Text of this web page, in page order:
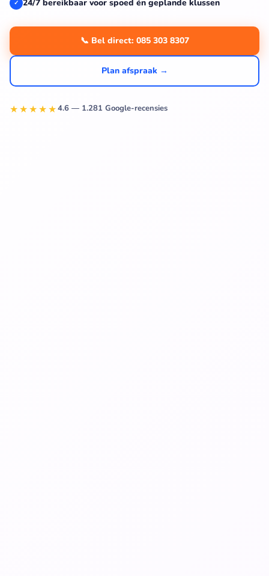
✓ 24/7 bereikbaar voor spoed én geplande klussen
📞 Bel direct: 085 303 8307
Plan afspraak →
★★★★★4.6 — 1.281 Google-recensies